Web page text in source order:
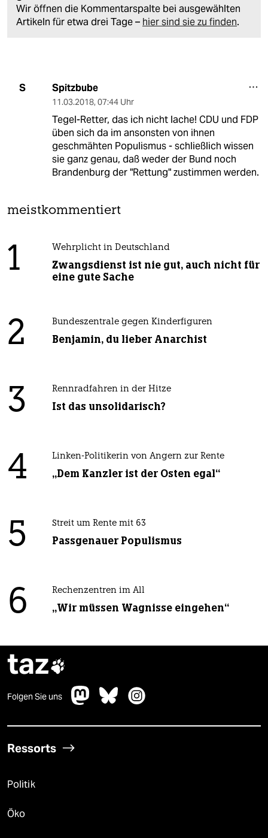
Wir öffnen die Kommentarspalte bei ausgewählten
Artikeln für etwa drei Tage – hier sind sie zu finden.
S Spitzbube
11.03.2018, 07:44 Uhr
Tegel-Retter, das ich nicht lache! CDU und FDP
üben sich da im ansonsten von ihnen
geschmähten Populismus - schließlich wissen
sie ganz genau, daß weder der Bund noch
Brandenburg der "Rettung" zustimmen werden.
meistkommentiert
1 Wehrplicht in Deutschland
Zwangsdienst ist nie gut, auch nicht für
eine gute Sache
2 Bundeszentrale gegen Kinderfiguren
Benjamin, du lieber Anarchist
3 Rennradfahren in der Hitze
Ist das unsolidarisch?
4 Linken-Politikerin von Angern zur Rente
„Dem Kanzler ist der Osten egal“
5 Streit um Rente mit 63
Passgenauer Populismus
6 Rechenzentren im All
„Wir müssen Wagnisse eingehen“
taz
Folgen Sie uns
Ressorts
Politik
Öko